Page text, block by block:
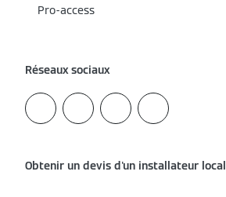
Pro-access
Réseaux sociaux
Obtenir un devis d'un installateur local